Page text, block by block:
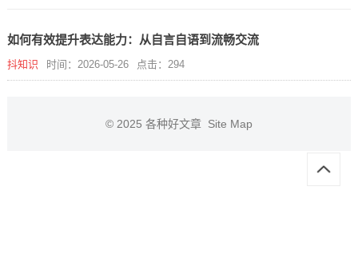
如何有效提升表达能力：从自言自语到流畅交流
抖知识 时间：2026-05-26 点击：294
© 2025 各种好文章 Site Map